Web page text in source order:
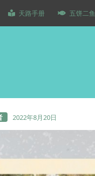
天路手册 五饼二鱼
2022年8月20日